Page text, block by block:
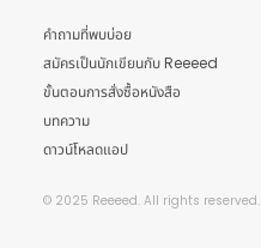
คำถามที่พบบ่อย
สมัครเป็นนักเขียนกับ Reeeed
ขั้นตอนการสั่งซื้อหนังสือ
บทความ
ดาวน์โหลดแอป
© 2025 Reeeed. All rights reserved.